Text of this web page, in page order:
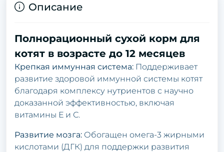
Описание
Полнорационный сухой корм для
котят в возрасте до 12 месяцев
Крепкая иммунная система: Поддерживает
развитие здоровой иммунной системы котят
благодаря комплексу нутриентов с научно
доказанной эффективностью, включая
витамины Е и С.
Развитие мозга: Обогащен омега-3 жирными
кислотами (ДГК) для поддержки развития